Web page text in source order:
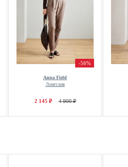
-56%
Anna Field
Лонгслив
2 145 ₽ 4 900 ₽